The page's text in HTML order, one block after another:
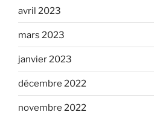
avril 2023
mars 2023
janvier 2023
décembre 2022
novembre 2022